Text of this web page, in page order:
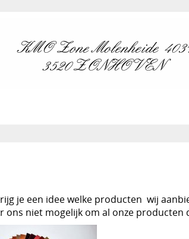
je een idee welke producten wij
ons niet mogelijk om al onze